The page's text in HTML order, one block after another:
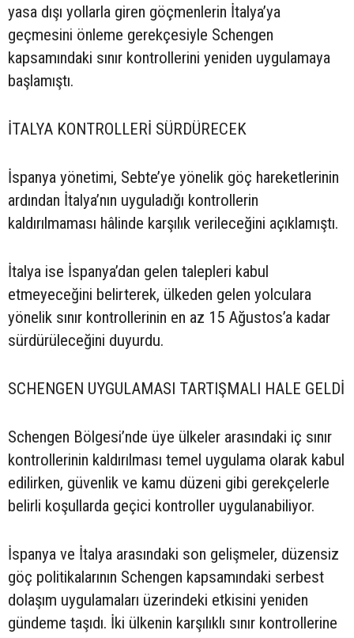
yasa dışı yollarla giren göçmenlerin İtalya’ya
geçmesini önleme gerekçesiyle Schengen
kapsamındaki sınır kontrollerini yeniden uygulamaya
başlamıştı.
İTALYA KONTROLLERİ SÜRDÜRECEK
İspanya yönetimi, Sebte’ye yönelik göç hareketlerinin
ardından İtalya’nın uyguladığı kontrollerin
kaldırılmaması hâlinde karşılık verileceğini açıklamıştı.
İtalya ise İspanya’dan gelen talepleri kabul
etmeyeceğini belirterek, ülkeden gelen yolculara
yönelik sınır kontrollerinin en az 15 Ağustos’a kadar
sürdürüleceğini duyurdu.
SCHENGEN UYGULAMASI TARTIŞMALI HALE GELDİ
Schengen Bölgesi’nde üye ülkeler arasındaki iç sınır
kontrollerinin kaldırılması temel uygulama olarak kabul
edilirken, güvenlik ve kamu düzeni gibi gerekçelerle
belirli koşullarda geçici kontroller uygulanabiliyor.
İspanya ve İtalya arasındaki son gelişmeler, düzensiz
göç politikalarının Schengen kapsamındaki serbest
dolaşım uygulamaları üzerindeki etkisini yeniden
gündeme taşıdı. İki ülkenin karşılıklı sınır kontrollerine